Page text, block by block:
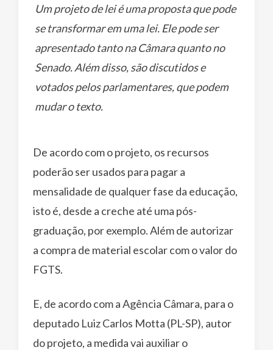
Um projeto de lei é uma proposta que pode
se transformar em uma lei. Ele pode ser
apresentado tanto na Câmara quanto no
Senado. Além disso, são discutidos e
votados pelos parlamentares, que podem
mudar o texto.
De acordo com o projeto, os recursos
poderão ser usados para pagar a
mensalidade de qualquer fase da educação,
isto é, desde a creche até uma pós-
graduação, por exemplo. Além de autorizar
a compra de material escolar com o valor do
FGTS.
E, de acordo com a Agência Câmara, para o
deputado Luiz Carlos Motta (PL-SP), autor
do projeto, a medida vai auxiliar o